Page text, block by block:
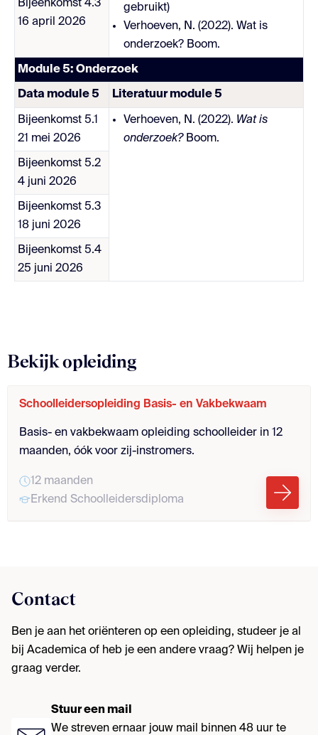
gebruikt)
Verhoeven, N. (2022). Wat is
onderzoek? Boom.
Bijeenkomst 4.3
16 april 2026
Module 5: Onderzoek
Data module 5 Literatuur module 5
Bijeenkomst 5.1
21 mei 2026
Verhoeven, N. (2022). Wat is
onderzoek?Boom.
Bijeenkomst 5.2
4 juni 2026
Bijeenkomst 5.3
18 juni 2026
Bijeenkomst 5.4
25 juni 2026
Bekijk opleiding
Schoolleidersopleiding Basis- en Vakbekwaam
Basis- en vakbekwaam opleiding schoolleider in 12
maanden, óók voor zij-instromers.
12 maanden
Erkend Schoolleidersdiploma
Contact
Ben je aan het oriënteren op een opleiding, studeer je al
bij Academica of heb je een andere vraag? Wij helpen je
graag verder.
Stuur een mail
We streven ernaar jouw mail binnen 48 uur te